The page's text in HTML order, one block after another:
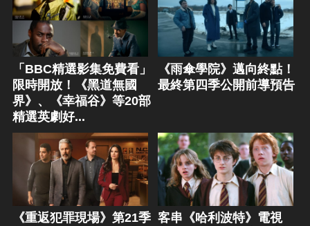
「BBC精選影集免費看」
限時開放！《黑道無國
界》、《幸福谷》等20部
精選英劇好...
《雨傘學院》邁向終點！
最終第四季公開前導預告
《重返犯罪現場》第21季 客串《哈利波特》電視